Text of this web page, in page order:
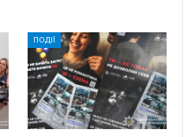
ПОДІЇ